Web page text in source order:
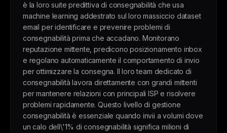
è la loro suite predittiva di consegnabilità che usa
machine learning addestrato sul loro massiccio dataset
email per identificare e prevenire problemi di
consegnabilità prima che accadano. Monitorano
reputazione mittente, predicono posizionamento inbox
e regolano automaticamente il comportamento di invio
per ottimizzare la consegna. Il loro team dedicato di
consegnabilità lavora direttamente con grandi mittenti
per mantenere relazioni con principali ISP e risolvere
problemi rapidamente. Questo livello di gestione
consegnabilità è essenziale quando invii a volumi dove
un calo dell\'1% di consegnabilità significa milioni di